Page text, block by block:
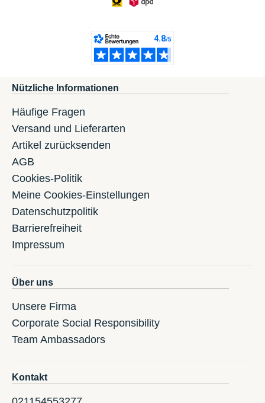
Nützliche Informationen
Häufige Fragen
Versand und Lieferarten
Artikel zurücksenden
AGB
Cookies-Politik
Meine Cookies-Einstellungen
Datenschutzpolitik
Barrierefreiheit
Impressum
Über uns
Unsere Firma
Corporate Social Responsibility
Team Ambassadors
Kontakt